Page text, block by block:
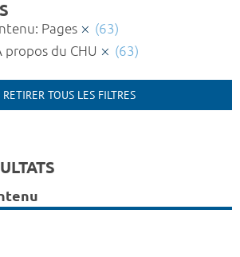
Pages
(63)
propos du CHU
(63)
RETIRER TOUS LES FILTRES